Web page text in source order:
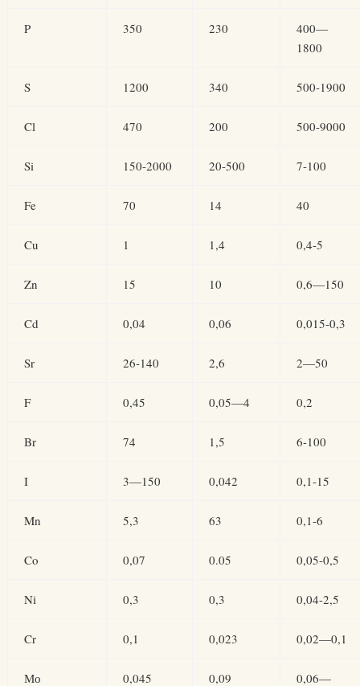
P 350 230
400—
1800
S 1200 340 500-1900
Cl 470 200 500-9000
Si 150-2000 20-500 7-100
Fe 70 14 40
Cu 1 1,4 0,4-5
Zn 15 10 0,6—150
Cd 0,04 0,06 0,015-0,3
Sr 26-140 2,6 2—50
F 0,45 0,05—4 0,2
Br 74 1,5 6-100
I 3—150 0,042 0,1-15
Mn 5,3 63 0,1-6
Co 0,07 0.05 0,05-0,5
Ni 0,3 0,3 0,04-2,5
Cr 0,1 0,023 0,02—0,1
Мо 0,045 0,09 0,06—